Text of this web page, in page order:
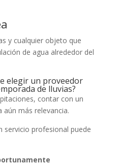
y cualquier objeto que
de agua alrededor del
elegir un proveedor
de lluvias?
contar con un
más relevancia.
servicio profesional puede